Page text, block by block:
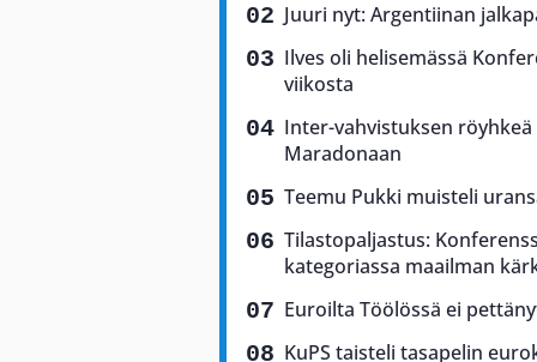
Juuri nyt: Argentiinan
Ilves oli helisemässä
viikosta
Inter-vahvistuksen
Maradonaan
Teemu Pukki muisteli
Tilastopaljastus:
kategoriassa maailman
Euroilta Töölössä ei
KuPS taisteli tasapelin